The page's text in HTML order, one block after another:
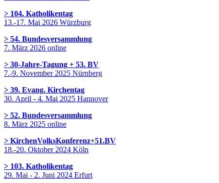
> 104. Katholikentag
13.-17. Mai 2026 Würzburg
> 54. Bundesversammlung
7. März 2026 online
> 30-Jahre-Tagung + 53. BV
7.-9. November 2025 Nürnberg
> 39. Evang. Kirchentag
30. April - 4. Mai 2025 Hannover
> 52. Bundesversammlung
8. März 2025 online
> KirchenVolksKonferenz+51.BV
18.-20. Oktober 2024 Köln
> 103. Katholikentag
29. Mai - 2. Juni 2024 Erfurt